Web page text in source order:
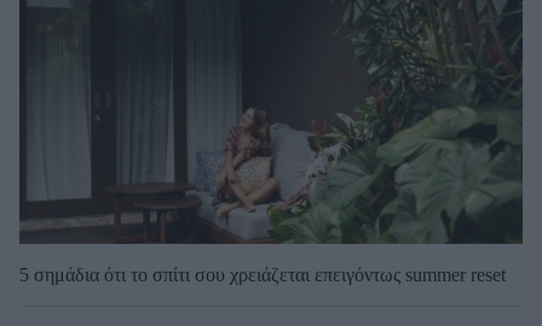
5 σημάδια ότι το σπίτι σου χρειάζεται επειγόντως summer reset